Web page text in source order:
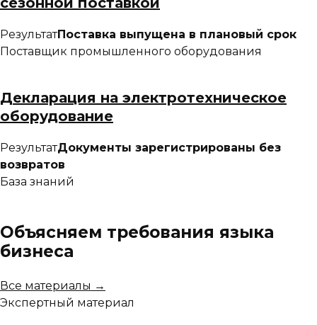
РезультатПоставка выпущена в плановый срок
Поставщик промышленного оборудования
Декларация на электротехническое
оборудование
РезультатДокументы зарегистрированы без
возвратов
База знаний
Объясняем требования языка
бизнеса
Все материалы →
Экспертный материал